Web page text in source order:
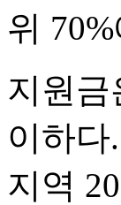
위
지원금
이하다
지역